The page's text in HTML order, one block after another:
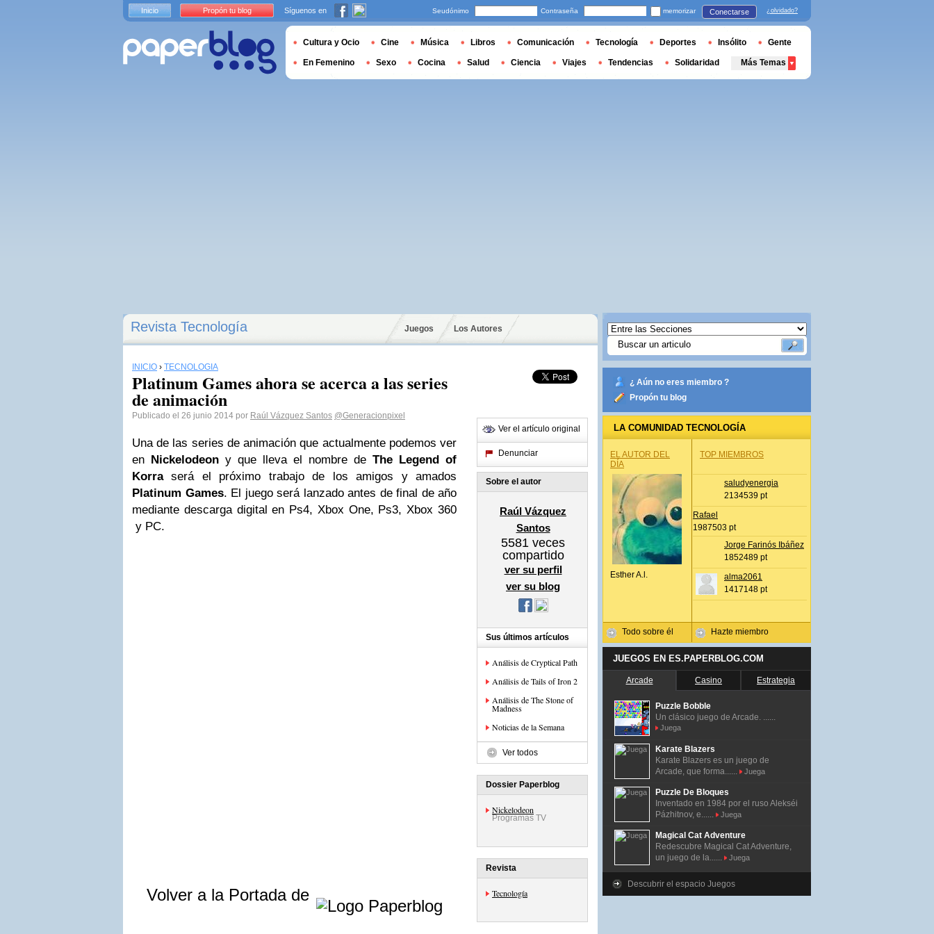
Revista Tecnología Juegos Los Autores
INICIO › TECNOLOGÍA
Platinum Games ahora se acerca a las series
de animación
Publicado el 26 junio 2014 por Raúl Vázquez Santos @Generacionpixel
Una de las series de animación que actualmente podemos ver
en Nickelodeon y que lleva el nombre de The Legend of
Korraserá el próximo trabajo de los amigos y amados
Platinum Games. El juego será lanzado antes de final de año
mediante descarga digital en Ps4, Xbox One, Ps3, Xbox 360
y PC.
Volver a la Portada de
Ver el artículo original
Denunciar
Sobre el autor
Raúl Vázquez
Santos
5581 veces
compartido
ver su perfil
ver su blog
Sus últimos artículos
Análisis de Cryptical Path
Análisis de Tails of Iron 2
Análisis de The Stone of
Madness
Noticias de la Semana
Ver todos
Dossier Paperblog
Nickelodeon
Programas TV
Revista
Tecnología
¿ Aún no eres miembro ?
Propón tu blog
LA COMUNIDAD TECNOLOGÍA
EL AUTOR DEL
DÍA
Esther A.l.
Todo sobre él
TOP MIEMBROS
saludyenergia
2134539 pt
Rafael
1987503 pt
Jorge Farinós Ibáñez
1852489 pt
alma2061
1417148 pt
Hazte miembro
JUEGOS EN ES.PAPERBLOG.COM
Arcade Casino Estrategia
Puzzle Bobble
Un clásico juego de Arcade. ......
Juega
Karate Blazers
Karate Blazers es un juego de
Arcade, que forma......
Juega
Puzzle De Bloques
Inventado en 1984 por el ruso Alekséi
Pázhitnov, e......
Juega
Magical Cat Adventure
Redescubre Magical Cat Adventure,
un juego de la......
Juega
Descubrir el espacio Juegos
Inicio Propón tu blog Síguenos en Seudónimo Contraseña memorizar Conectarse ¿olvidado?
Cultura y Ocio Cine Música Libros Comunicación Tecnología Deportes Insólito Gente
En Femenino Sexo Cocina Salud Ciencia Viajes Tendencias Solidaridad Más Temas